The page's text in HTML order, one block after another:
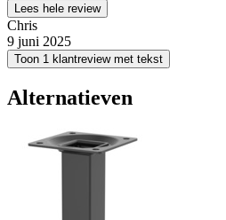
Lees hele review
Chris
9 juni 2025
Toon 1 klantreview met tekst
Alternatieven